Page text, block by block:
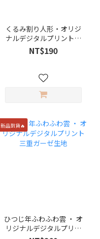
くるみ割り人形・オリジ
ナルデジタルプリントコ
ットン生地
NT$190
新品到貨🔥
ひつじ年ふわふわ雲 ・ オ
リジナルデジタルプリン